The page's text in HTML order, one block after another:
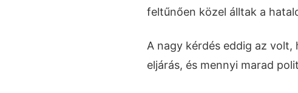
feltűnően közel álltak a
A nagy kérdés eddig az volt,
eljárás, és mennyi marad